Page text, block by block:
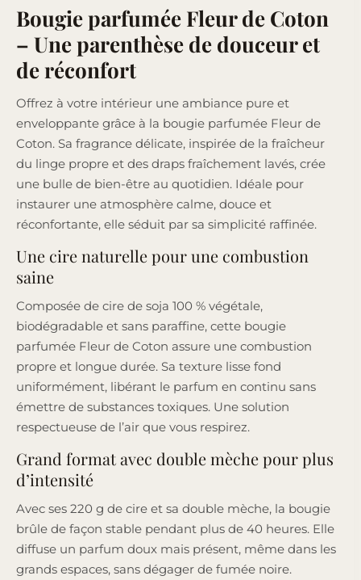
Bougie parfumée Fleur de Coton
– Une parenthèse de douceur et
de réconfort
Offrez à votre intérieur une ambiance pure et
enveloppante grâce à la bougie parfumée Fleur de
Coton. Sa fragrance délicate, inspirée de la fraîcheur
du linge propre et des draps fraîchement lavés, crée
une bulle de bien-être au quotidien. Idéale pour
instaurer une atmosphère calme, douce et
réconfortante, elle séduit par sa simplicité raffinée.
Une cire naturelle pour une combustion
saine
Composée de cire de soja 100 % végétale,
biodégradable et sans paraffine, cette bougie
parfumée Fleur de Coton assure une combustion
propre et longue durée. Sa texture lisse fond
uniformément, libérant le parfum en continu sans
émettre de substances toxiques. Une solution
respectueuse de l’air que vous respirez.
Grand format avec double mèche pour plus
d’intensité
Avec ses 220 g de cire et sa double mèche, la bougie
brûle de façon stable pendant plus de 40 heures. Elle
diffuse un parfum doux mais présent, même dans les
grands espaces, sans dégager de fumée noire.